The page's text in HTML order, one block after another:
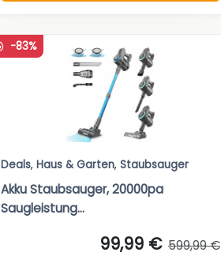
-83%
Deals, Haus & Garten, Staubsauger
Akku Staubsauger, 20000pa
Saugleistung...
99,99 € 599,99 €